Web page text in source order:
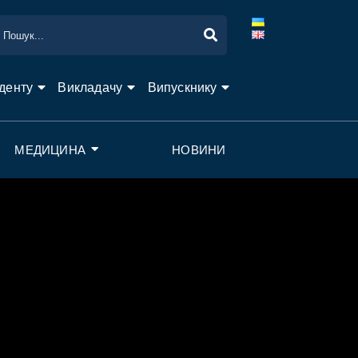
Викладачу Випускнику
МЕДИЦИНА НОВИНИ